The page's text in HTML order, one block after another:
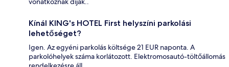
Kínál KING's HOTEL First helyszíni parkolási
lehetőséget?
Igen. Az egyéni parkolás költsége 21 EUR naponta. A
parkolóhelyek száma korlátozott. Elektromosautó-töltőállomás